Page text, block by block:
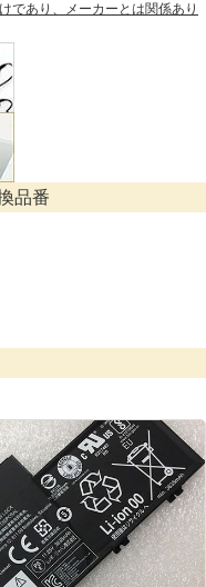
であり、メーカーとは関係あり
品番